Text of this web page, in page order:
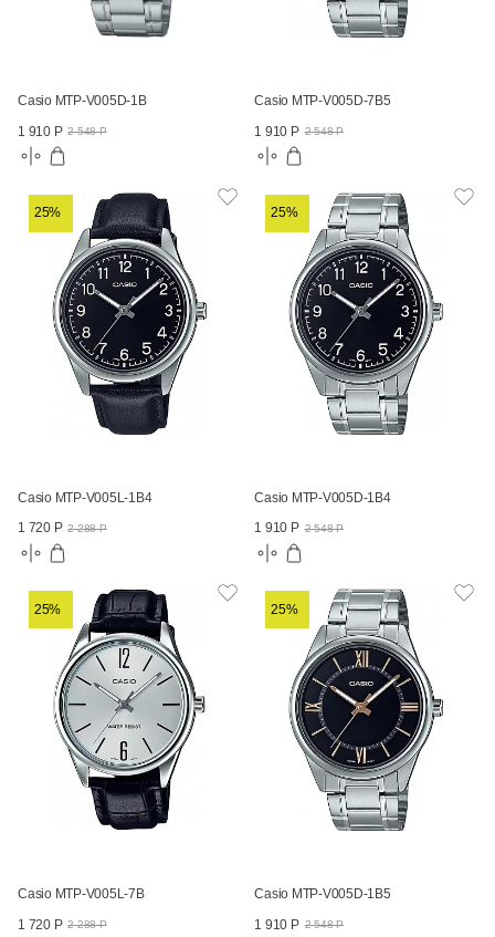
Casio MTP-V005D-1B
1 910 Р 2 548 Р
Casio MTP-V005D-7B5
1 910 Р 2 548 Р
25%
Casio MTP-V005L-1B4
1 720 Р 2 288 Р
25%
Casio MTP-V005D-1B4
1 910 Р 2 548 Р
25%
Casio MTP-V005L-7B
1 720 Р 2 288 Р
25%
Casio MTP-V005D-1B5
1 910 Р 2 548 Р